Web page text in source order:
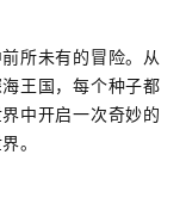
所未有的冒险。从
王国，每个种子都
中开启一次奇妙的
。